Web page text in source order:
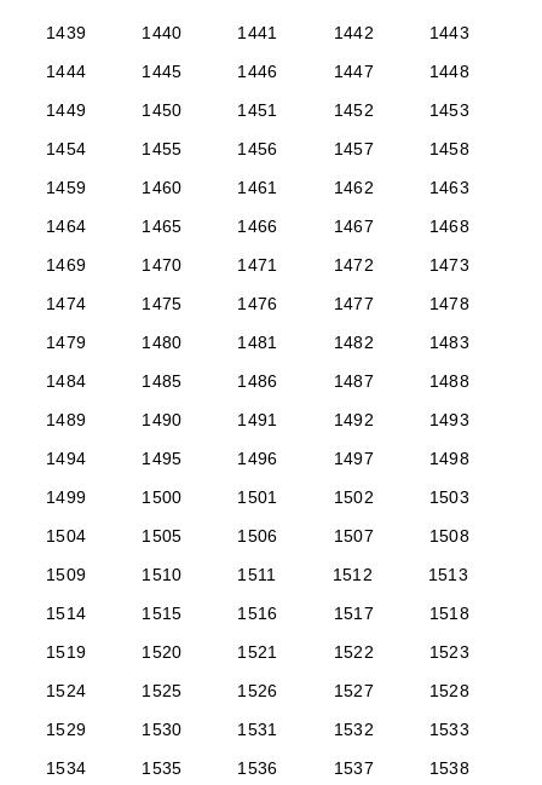
1439
1440 1441 1442
1443
1444
1445 1446 1447
1448
1449
1450 1451 1452
1453
1454
1455 1456 1457
1458
1459
1460 1461 1462
1463
1464
1465 1466 1467
1468
1469
1470 1471 1472
1473
1474
1475 1476 1477
1478
1479
1480 1481 1482
1483
1484
1485 1486 1487
1488
1489
1490 1491 1492
1493
1494
1495 1496 1497
1498
1499
1500 1501 1502
1503
1504
1505 1506 1507
1508
1509
1510 1511 1512
1513
1514
1515 1516 1517
1518
1519
1520 1521 1522
1523
1524
1525 1526 1527
1528
1529
1530 1531 1532
1533
1534
1535 1536 1537
1538